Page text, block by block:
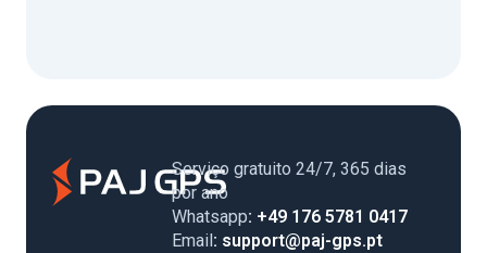
Serviço gratuito 24/7, 365 dias
por ano
Whatsapp: +49 176 5781 0417
Email : support@paj-gps.pt